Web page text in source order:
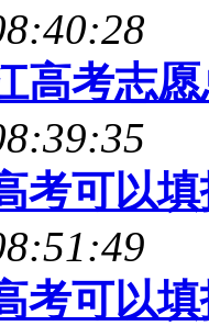
高考志
考可以
考可以